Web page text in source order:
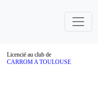
Licencié au club de
CARROM A TOULOUSE